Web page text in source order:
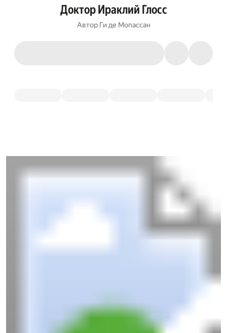
Доктор Ираклий Глосc
Автор Ги де Мопассан